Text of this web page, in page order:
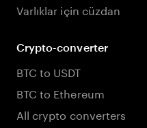
Varlıklar için cüzdan
Crypto-converter
BTC to USDT
BTC to Ethereum
All crypto converters